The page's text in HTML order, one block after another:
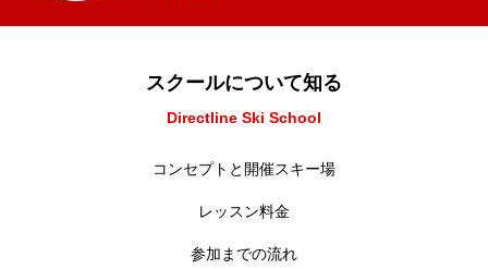
スクールについて知る
Directline Ski School
コンセプトと開催スキー場
レッスン料金
参加までの流れ